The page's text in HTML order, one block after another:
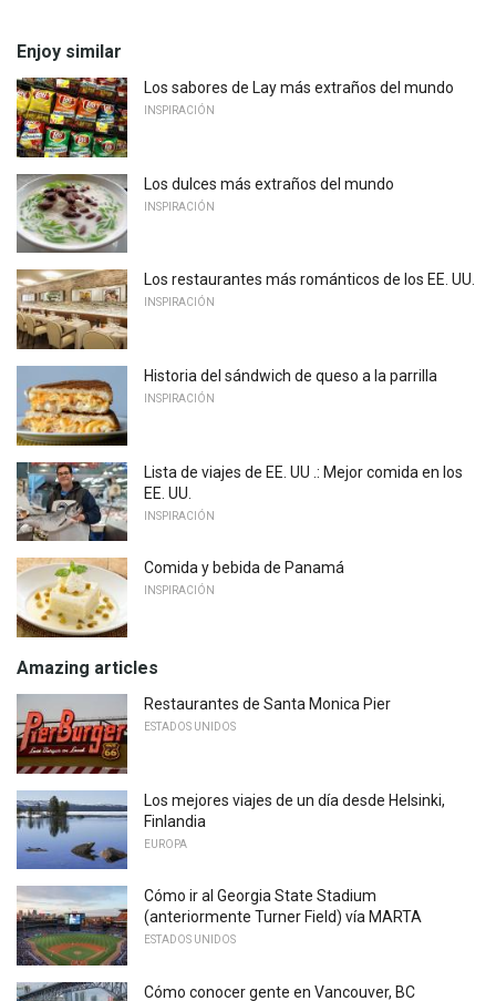
Enjoy similar
Los sabores de Lay más extraños del mundo
INSPIRACIÓN
Los dulces más extraños del mundo
INSPIRACIÓN
Los restaurantes más románticos de los EE. UU.
INSPIRACIÓN
Historia del sándwich de queso a la parrilla
INSPIRACIÓN
Lista de viajes de EE. UU .: Mejor comida en los
EE. UU.
INSPIRACIÓN
Comida y bebida de Panamá
INSPIRACIÓN
Amazing articles
Restaurantes de Santa Monica Pier
ESTADOS UNIDOS
Los mejores viajes de un día desde Helsinki,
Finlandia
EUROPA
Cómo ir al Georgia State Stadium
(anteriormente Turner Field) vía MARTA
ESTADOS UNIDOS
Cómo conocer gente en Vancouver, BC